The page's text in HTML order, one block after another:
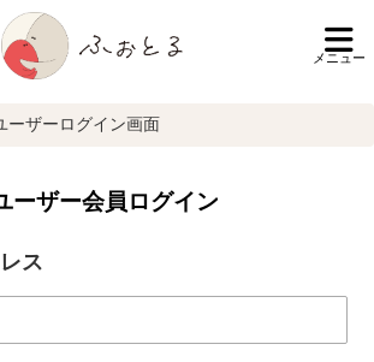
メニュー
ザーログイン画面
ーザー会員ログイン
ス